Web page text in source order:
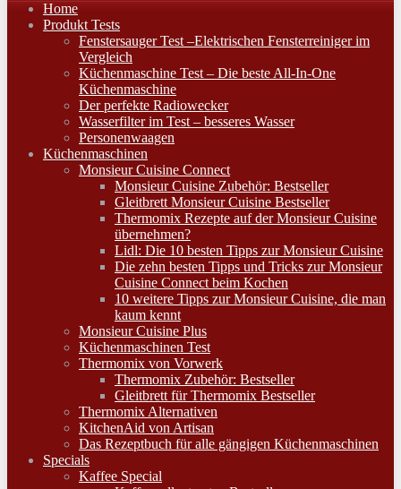
Home
Produkt Tests
Fenstersauger Test –Elektrischen Fensterreiniger im
Vergleich
Küchenmaschine Test – Die beste All-In-One
Küchenmaschine
Der perfekte Radiowecker
Wasserfilter im Test – besseres Wasser
Personenwaagen
Küchenmaschinen
Monsieur Cuisine Connect
Monsieur Cuisine Zubehör: Bestseller
Gleitbrett Monsieur Cuisine Bestseller
Thermomix Rezepte auf der Monsieur Cuisine
übernehmen?
Lidl: Die 10 besten Tipps zur Monsieur Cuisine
Die zehn besten Tipps und Tricks zur Monsieur
Cuisine Connect beim Kochen
10 weitere Tipps zur Monsieur Cuisine, die man
kaum kennt
Monsieur Cuisine Plus
Küchenmaschinen Test
Thermomix von Vorwerk
Thermomix Zubehör: Bestseller
Gleitbrett für Thermomix Bestseller
Thermomix Alternativen
KitchenAid von Artisan
Das Rezeptbuch für alle gängigen Küchenmaschinen
Specials
Kaffee Special